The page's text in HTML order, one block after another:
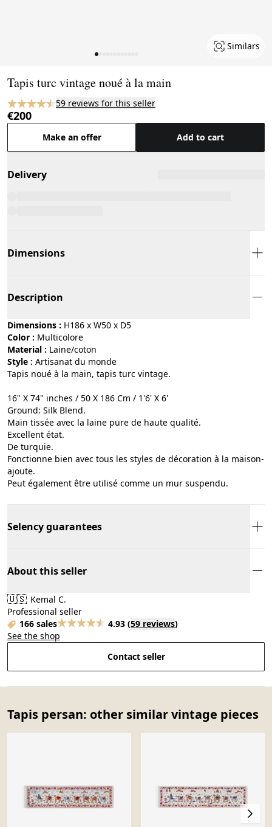
Similars
Tapis turc vintage noué à la main
59 reviews for this seller
€200
Make an offer Add to cart
Delivery
Dimensions
Description
Dimensions : H186 x W50 x D5
Color :
multicolore
Material :
laine/coton
Style :
artisanat du monde
Tapis noué à la main, tapis turc vintage.
16" X 74" inches / 50 X 186 Cm / 1'6' X 6'
Ground: Silk Blend.
Main tissée avec la laine pure de haute qualité.
Excellent état.
De turquie.
Fonctionne bien avec tous les styles de décoration à la maison-
ajoute.
Peut également être utilisé comme un mur suspendu.
Selency guarantees
About this seller
🇺🇸 Kemal C.
Professional seller
166 sales
4.93 (59 reviews)
See the shop
Contact seller
Tapis persan: other similar vintage pieces